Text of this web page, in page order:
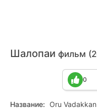
Шалопаи фильм
0
Название: Oru